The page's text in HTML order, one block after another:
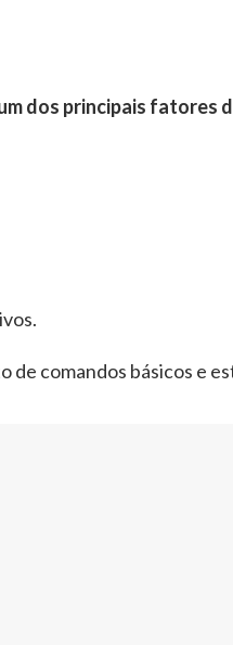
dos principais fatores
de comandos básicos e